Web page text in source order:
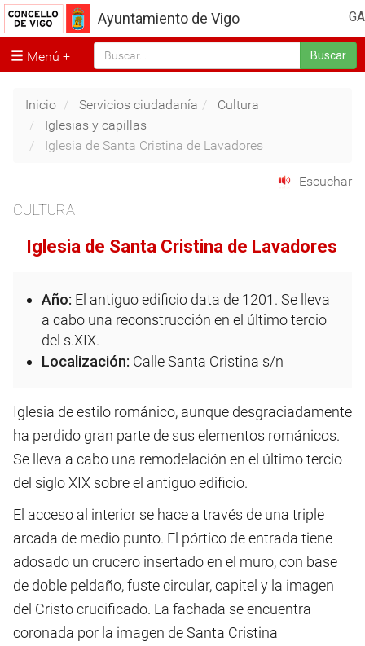
GA
Ayuntamiento de Vigo
Menú Buscar
Inicio Servicios ciudadanía
Cultura
Iglesias y capillas
Iglesia de Santa Cristina de Lavadores
Escuchar
CULTURA
Iglesia de Santa Cristina de Lavadores
Año: El antiguo edificio data de 1201. Se lleva
a cabo una reconstrucción en el último tercio
del s.XIX.
Localización: Calle Santa Cristina s/n
Iglesia de estilo románico, aunque desgraciadamente
ha perdido gran parte de sus elementos románicos.
Se lleva a cabo una remodelación en el último tercio
del siglo XIX sobre el antiguo edificio.
El acceso al interior se hace a través de una triple
arcada de medio punto. El pórtico de entrada tiene
adosado un crucero insertado en el muro, con base
de doble peldaño, fuste circular, capitel y la imagen
del Cristo crucificado. La fachada se encuentra
coronada por la imagen de Santa Cristina